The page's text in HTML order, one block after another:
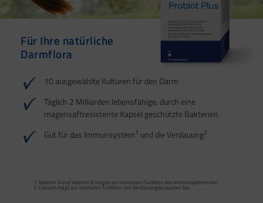
Für Ihre natürliche
Darmflora
10 ausgewählte Kulturen für den Darm
Täglich 2 Milliarden lebensfähige, durch eine
magensaftresistente Kapsel geschützte Bakterien
Gut für das Immunsystem1 und die Verdauung2
Vitamin A und Vitamin D tragen zur normalen Funktion des Immunsystems bei.
Calcium trägt zur normalen Funktion von Verdauungs­enzymen bei.
Natürliche Abwehr